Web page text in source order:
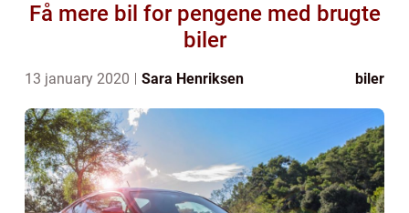
Få mere bil for pengene med brugte
biler
13 january 2020 Sara Henriksen biler